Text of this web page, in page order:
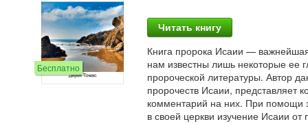
Бесплатно
Читать книгу
Книга пророка Исаии —
нам известны лишь некоторые ее
пророческой литературы. Автор
пророчеств Исаии,
комментарий на них. При помощи
в своей церкви изучение Исаии